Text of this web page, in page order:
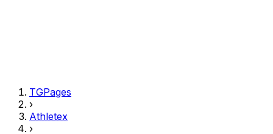
TGPages
›
Athletex
›